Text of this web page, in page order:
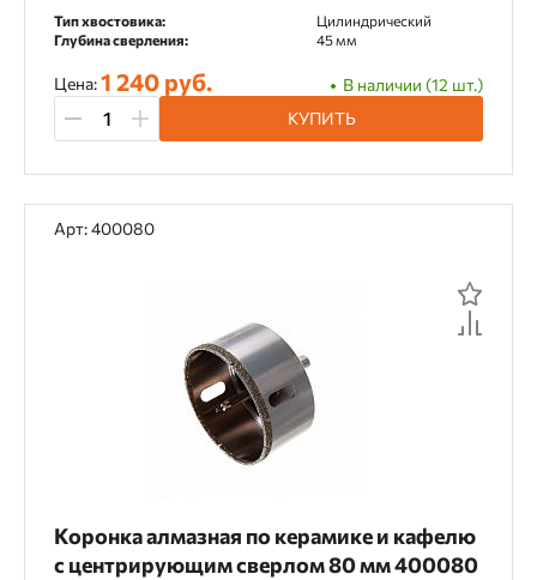
Тип хвостовика:
Цилиндрический
Глубина сверления:
45 мм
Цена:1 240 руб.
В наличии (12 шт.)
КУПИТЬ
Арт: 400080
Коронка алмазная по керамике и кафелю
с центрирующим сверлом 80 мм 400080